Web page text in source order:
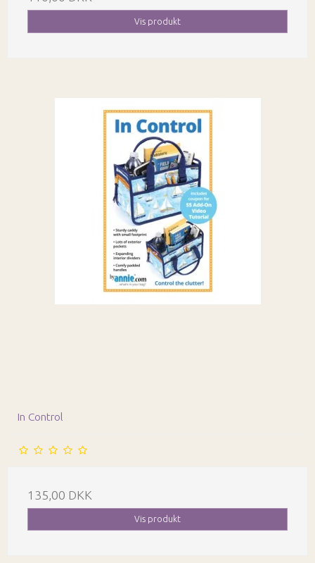
Vis produkt
In Control
135,00 DKK
Vis produkt